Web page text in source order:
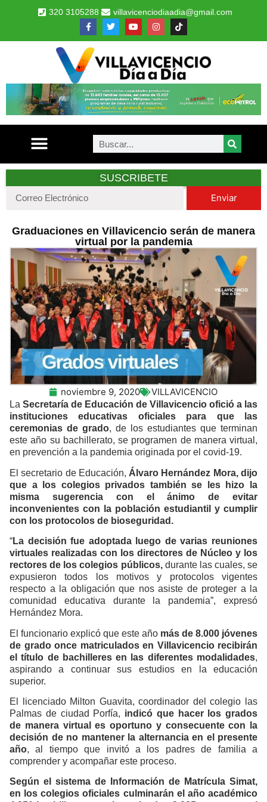
320 3105288 villavicenciodiaadia@gmail.com
SUSCRIBETE
Enviar
Graduaciones en Villavicencio serán de manera
virtual por la pandemia
noviembre 9, 2020 VILLAVICENCIO
La Secretaría de Educación de Villavicencio ofició a las
instituciones educativas oficiales para que las
ceremonias de grado, de los estudiantes que terminan
este año su bachillerato, se programen de manera virtual,
en prevención a la pandemia originada por el covid-19.
El secretario de Educación, Álvaro Hernández Mora, dijo
que a los colegios privados también se les hizo la
misma sugerencia con el ánimo de evitar
inconvenientes con la población estudiantil y cumplir
con los protocolos de bioseguridad.
“La decisión fue adoptada luego de varias reuniones
virtuales realizadas con los directores de Núcleo y los
rectores de los colegios públicos,durante las cuales, se
expusieron todos los motivos y protocolos vigentes
respecto a la obligación que nos asiste de proteger a la
comunidad educativa durante la pandemia”, expresó
Hernández Mora.
El funcionario explicó que este año más de 8.000 jóvenes
de grado once matriculados en Villavicencio recibirán
el título de bachilleres en las diferentes modalidades,
aspirando a continuar sus estudios en la educación
superior.
El licenciado Milton Guavita, coordinador del colegio las
Palmas de ciudad Porfía, indicó que hacer los grados
de manera virtual es oportuno y consecuente con la
decisión de no mantener la alternancia en el presente
año, al tiempo que invitó a los padres de familia a
comprender y acompañar este proceso.
Según el sistema de Información de Matrícula Simat,
en los colegios oficiales culminarán el año académico